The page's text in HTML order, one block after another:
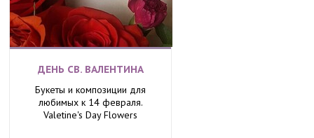
ДЕНЬ СВ. ВАЛЕНТИНА
Букеты и композиции для
любимых к 14 февраля.
Valetine's Day Flowers